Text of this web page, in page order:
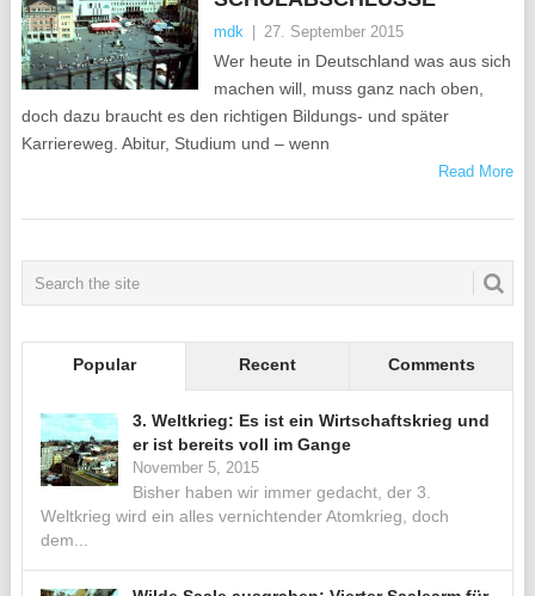
mdk 27. September 2015
Wer heute in Deutschland was aus sich
machen will, muss ganz nach oben,
doch dazu braucht es den richtigen Bildungs- und später
Karriereweg. Abitur, Studium und – wenn
Read More
Popular Recent Comments
3. Weltkrieg: Es ist ein Wirtschaftskrieg und
er ist bereits voll im Gange
November 5, 2015
Bisher haben wir immer gedacht, der 3.
Weltkrieg wird ein alles vernichtender Atomkrieg, doch
dem...